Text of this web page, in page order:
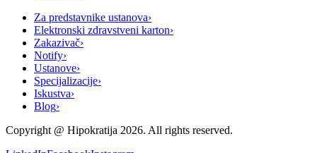
Za predstavnike ustanova›
Elektronski zdravstveni karton›
Zakazivač›
Notify›
Ustanove›
Specijalizacije›
Iskustva›
Blog›
Copyright @ Hipokratija 2026. All rights reserved.